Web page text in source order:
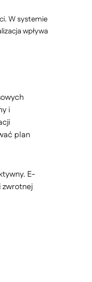
W systemie
wpływa
i
plan
E-
zwrotnej